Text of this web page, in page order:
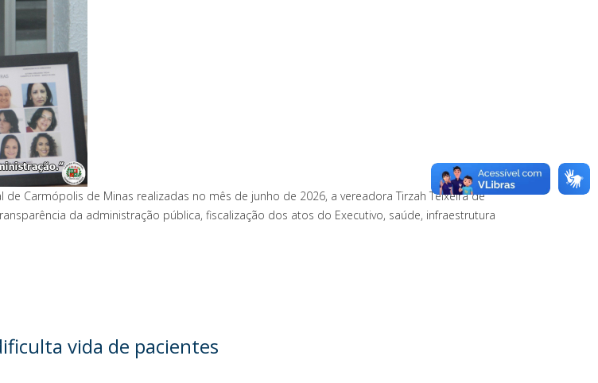
Carmópolis de Minas realizadas no mês de junho de 2026, a vereadora Tirzah Teixeira de
da administração pública, fiscalização dos atos do Executivo, saúde, infraestrutura
vida de pacientes